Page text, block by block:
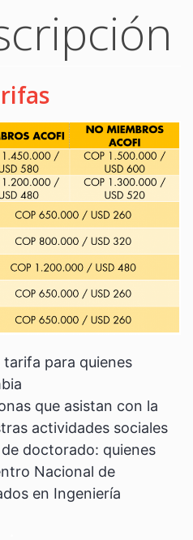
para quienes
que asistan con la
actividades sociales
doctorado: quienes
Nacional de
en Ingeniería